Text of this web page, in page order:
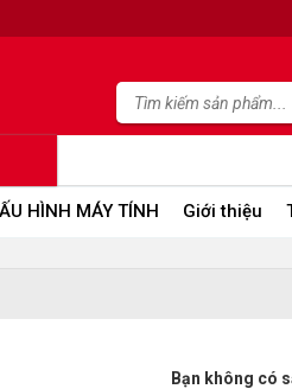
HÌNH MÁY TÍNH Giới thiệu
Bạn không có